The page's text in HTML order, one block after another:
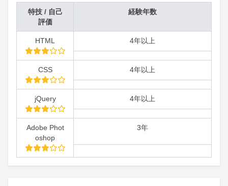
特技 / 自己
評価
経験年数
HTML 4年以上
CSS 4年以上
jQuery 4年以上
Adobe Phot
oshop
3年